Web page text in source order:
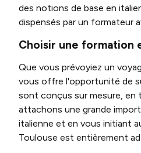
des notions de base en
dispensés par un formateur
Choisir une formation
Que vous prévoyiez un
vous offre l'opportunité de
sont conçus sur mesure,
attachons une grande
italienne et en vous initiant
Toulouse est entièrement